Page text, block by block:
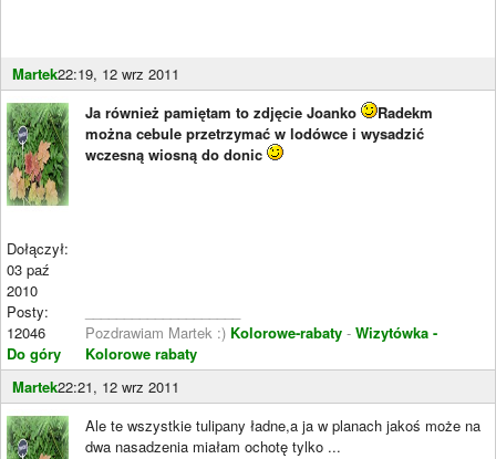
Martek22:19, 12 wrz 2011
Dołączył:
03 paź
2010
Posty:
12046
Do góry
Ja również pamiętam to zdjęcie Joanko
Radekm
można cebule przetrzymać w lodówce i wysadzić
wczesną wiosną do donic
Pozdrawiam Martek :) Kolorowe-rabaty - Wizytówka -
Kolorowe rabaty
Martek22:21, 12 wrz 2011
Ale te wszystkie tulipany ładne,a ja w planach jakoś może na
dwa nasadzenia miałam ochotę tylko ...